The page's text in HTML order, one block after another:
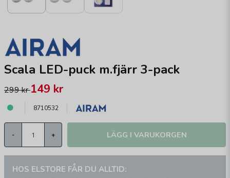
Scala LED-puck m.fjärr 3-pack
299 kr149 kr
8710532
- + LÄGG I VARUKORGEN
HOS ELSTORE FÅR DU ALLTID: